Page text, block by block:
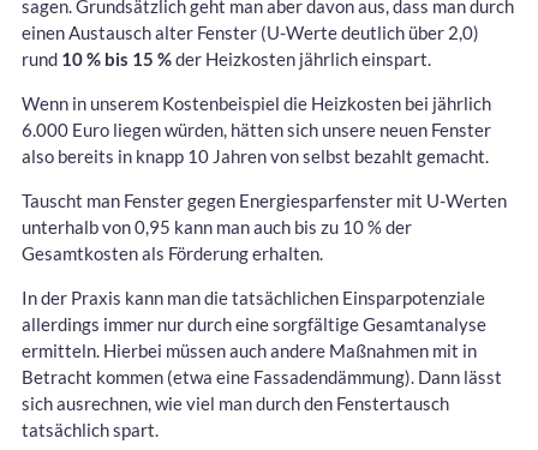
sagen. Grundsätzlich geht man aber davon aus, dass man durch
einen Austausch alter Fenster (U-Werte deutlich über 2,0)
rund 10 % bis 15 %der Heizkosten jährlich einspart.
Wenn in unserem Kostenbeispiel die Heizkosten bei jährlich
6.000 Euro liegen würden, hätten sich unsere neuen Fenster
also bereits in knapp 10 Jahren von selbst bezahlt gemacht.
Tauscht man Fenster gegen Energiesparfenster mit U-Werten
unterhalb von 0,95 kann man auch bis zu 10 % der
Gesamtkosten als Förderung erhalten.
In der Praxis kann man die tatsächlichen Einsparpotenziale
allerdings immer nur durch eine sorgfältige Gesamtanalyse
ermitteln. Hierbei müssen auch andere Maßnahmen mit in
Betracht kommen (etwa eine Fassadendämmung). Dann lässt
sich ausrechnen, wie viel man durch den Fenstertausch
tatsächlich spart.